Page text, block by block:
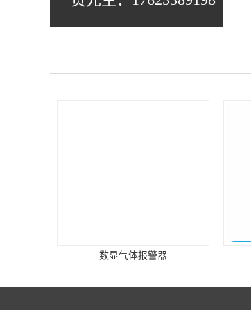
数显气体报警器